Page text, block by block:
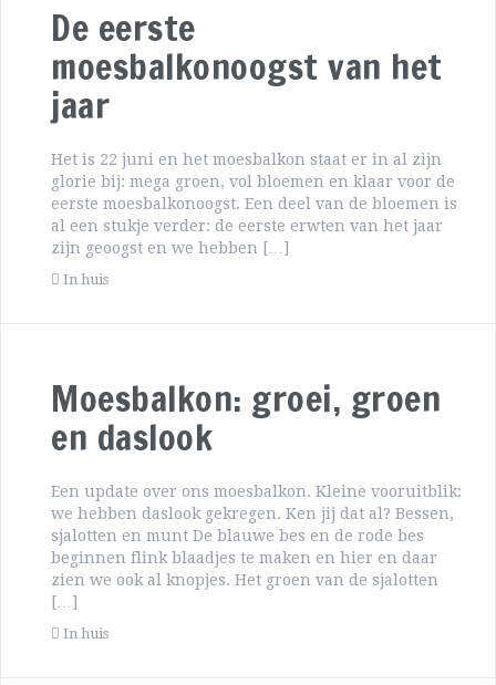
De eerste
moesbalkonoogst van het
jaar
Het is 22 juni en het moesbalkon staat er in al zijn
glorie bij: mega groen, vol bloemen en klaar voor de
eerste moesbalkonoogst. Een deel van de bloemen is
al een stukje verder: de eerste erwten van het jaar
zijn geoogst en we hebben […]
In huis
Moesbalkon: groei, groen
en daslook
Een update over ons moesbalkon. Kleine vooruitblik:
we hebben daslook gekregen. Ken jij dat al? Bessen,
sjalotten en munt De blauwe bes en de rode bes
beginnen flink blaadjes te maken en hier en daar
zien we ook al knopjes. Het groen van de sjalotten
[…]
In huis